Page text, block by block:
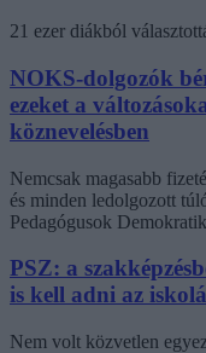
21 ezer diákból
NOKS-dolgozók
ezeket a
köznevelésben
Nemcsak magasabb
és minden ledolgozott
Pedagógusok
PSZ: a
is kell adni az
Nem volt közvetlen